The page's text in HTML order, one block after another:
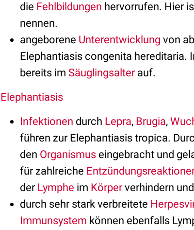
die Fehlbildungen hervorrufen. Hier
nennen.
angeborene Unterentwicklung von
Elephantiasis congenita hereditaria.
bereits im Säuglingsalterauf.
Elephantiasis
Infektionen durch Lepra, Brugia,
führen zur Elephantiasis tropica.
den Organismus eingebracht und
für zahlreiche
der Lymphe im Körperverhindern
durch sehr stark verbreitete
Immunsystem können ebenfalls